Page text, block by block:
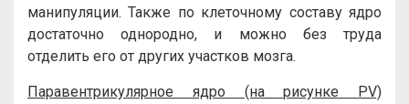
манипуляции. Также по клеточному составу ядро
достаточно однородно, и можно без труда
отделить его от других участков мозга.
Паравентрикулярное ядро (на рисунке PV)